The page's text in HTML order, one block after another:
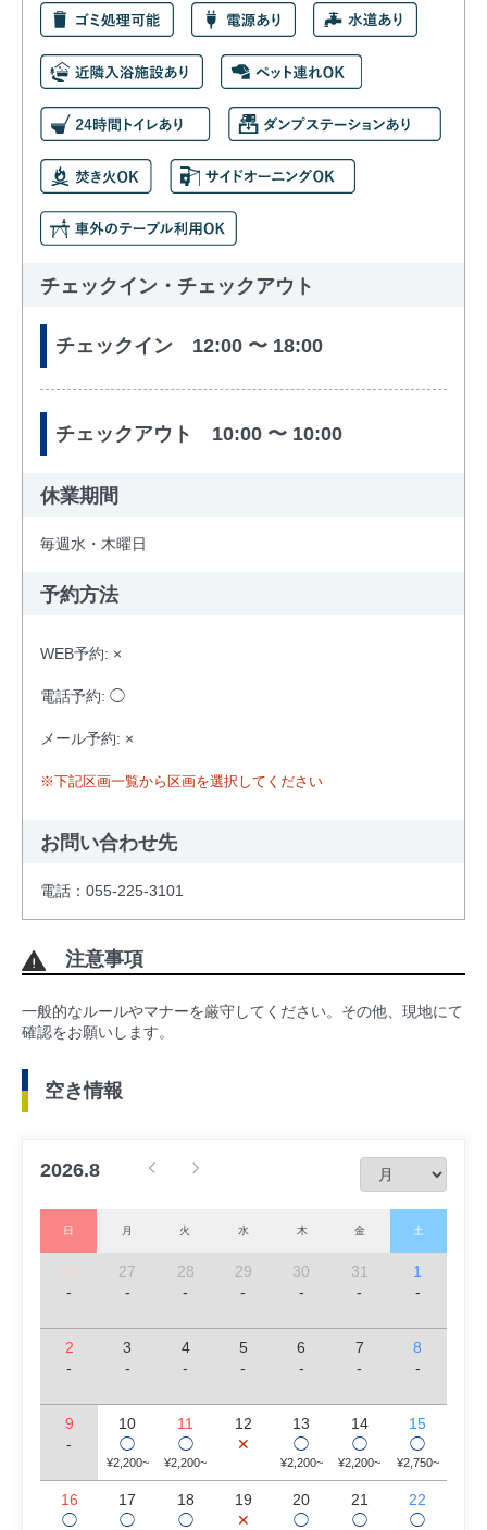
チェックイン・チェックアウト
チェックイン 12:00 〜 18:00
チェックアウト 10:00 〜 10:00
休業期間
毎週水・木曜日
予約方法
WEB予約: ×
電話予約: ◯
メール予約: ×
※下記区画一覧から区画を選択してください
お問い合わせ先
電話：055-225-3101
注意事項
一般的なルールやマナーを厳守してください。その他、現地にて
確認をお願いします。
空き情報
2026.8
日 月 火 水 木 金 土
26
-
27
-
28
-
29
-
30
-
31
-
1
-
2
-
3
-
4
-
5
-
6
-
7
-
8
-
9
-
10
◯
¥2,200~
11
◯
¥2,200~
12
✕
13
◯
¥2,200~
14
◯
¥2,200~
15
◯
¥2,750~
16
◯
17
◯
18
◯
19
✕
20
◯
21
◯
22
◯